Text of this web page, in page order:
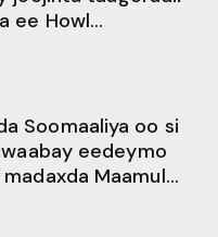
ee Howl...
Soomaaliya oo si
eedeymo
Maamul...